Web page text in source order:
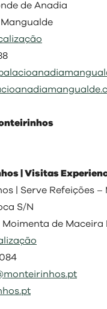
de Anadia
| Visitas
| Serve Refeições
S/N
de Maceira